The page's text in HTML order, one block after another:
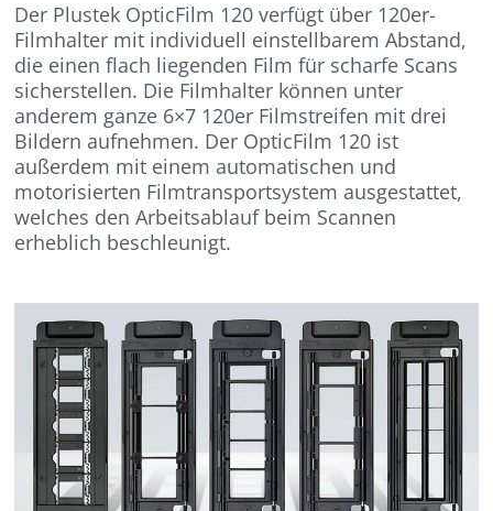
Der Plustek OpticFilm 120 verfügt über 120er-
Filmhalter mit individuell einstellbarem Abstand,
die einen flach liegenden Film für scharfe Scans
sicherstellen. Die Filmhalter können unter
anderem ganze 6×7 120er Filmstreifen mit drei
Bildern aufnehmen. Der OpticFilm 120 ist
außerdem mit einem automatischen und
motorisierten Filmtransportsystem ausgestattet,
welches den Arbeitsablauf beim Scannen
erheblich beschleunigt.